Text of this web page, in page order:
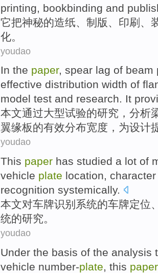
printing
bookbinding and
它把神秘的造纸 制版 印刷
化。
youdao
In the paper, spear lag of beam
effective distribution width of
model test and research. It
本文通过大型试验的研究 ， 分析
翼缘板的有效分布宽度 ， 为设计
youdao
This paper has studied a lot of
vehicle plate location, character
recognition systemically.
本文对车牌识别 系统的车牌定位
统的研究。
youdao
Under the basis of the analysis
vehicle number-plate, this paper